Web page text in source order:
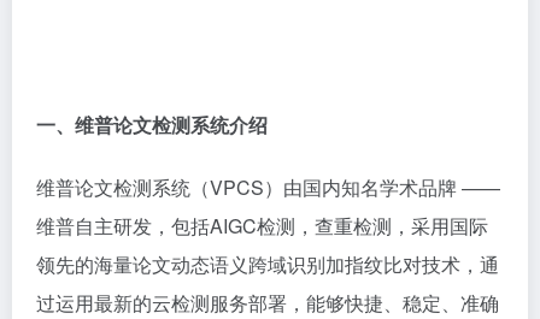
一、维普论文检测系统介绍​
维普论文检测系统（VPCS）由国内知名学术品牌 ——
维普自主研发，包括AIGC检测 ，查重检测，采用国际
领先的海量论文动态语义跨域识别加指纹比对技术，通
过运用最新的云检测服务部署，能够快捷、稳定、准确